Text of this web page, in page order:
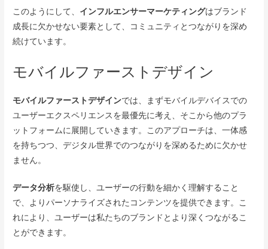
このようにして、 インフルエンサーマーケティングはブランド
成長に欠かせない要素として、コミュニティとつながりを深め
続けています。
モバイルファーストデザイン
モバイルファーストデザインでは、まずモバイルデバイスでの
ユーザーエクスペリエンスを最優先に考え、そこから他のプラ
ットフォームに展開していきます。このアプローチは、一体感
を持ちつつ、デジタル世界でのつながりを深めるために欠かせ
ません。
データ分析を駆使し、ユーザーの行動を細かく理解すること
で、よりパーソナライズされたコンテンツを提供できます。こ
れにより、ユーザーは私たちのブランドとより深くつながるこ
とができます。